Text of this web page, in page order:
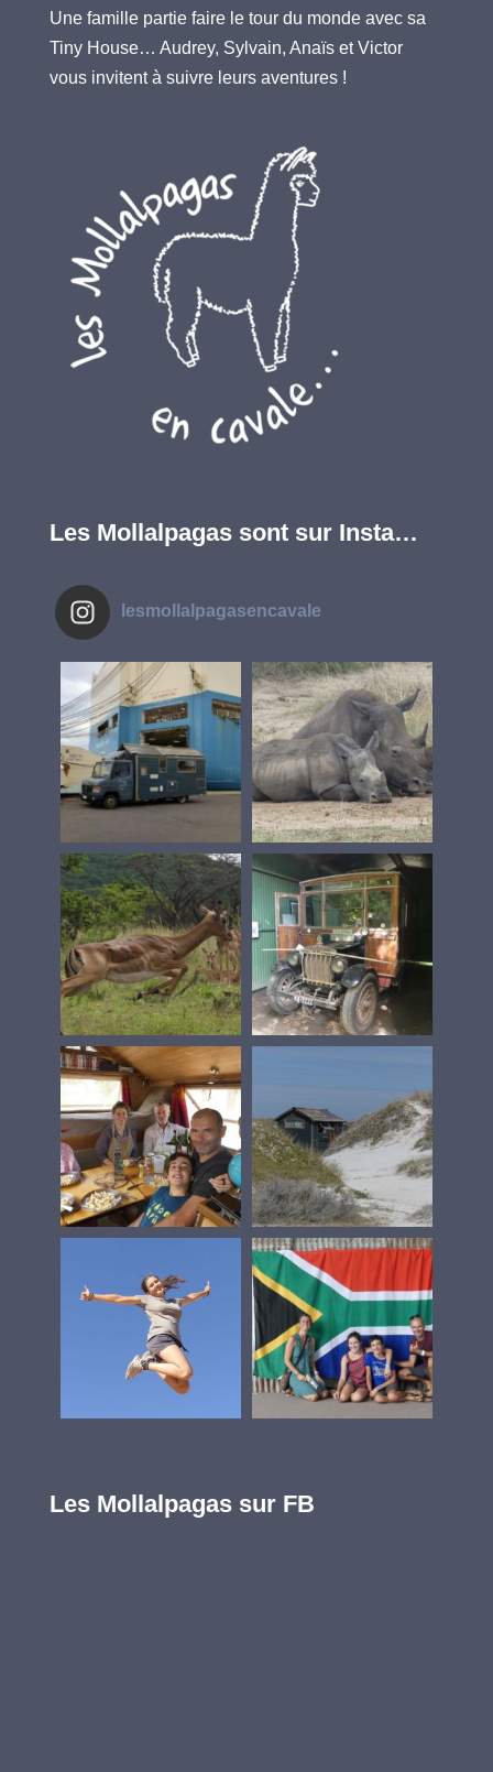
Une famille partie faire le tour du monde avec sa
Tiny House… Audrey, Sylvain, Anaïs et Victor
vous invitent à suivre leurs aventures !
Les Mollalpagas sont sur Insta…
lesmollalpagasencavale
Les Mollalpagas sur FB